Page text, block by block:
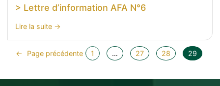
–
> Lettre d’information AFA N°6
Lire la suite:
Lettre
d’information
← Page précédente 1 … 27 28 29